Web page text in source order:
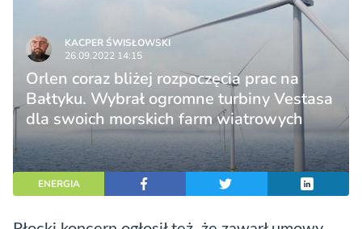
KACPER ŚWISŁO­WSKI
26.09.2022 14:15
Orlen coraz bliżej rozpoczęcia prac na
Bałtyku. Wybrał ogromne turbiny Vestasa
dla swoich morskich farm wiatrowych
ENERGIA